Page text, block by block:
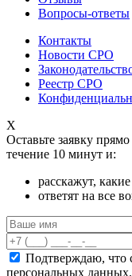
Вопросы-ответы
Контакты
Новости СРО
Реестр СРО
X
Оставьте заявку прямо
течение 10 минут и:
расскажут,
ответят на все
Подтверждаю, что
персональных данных